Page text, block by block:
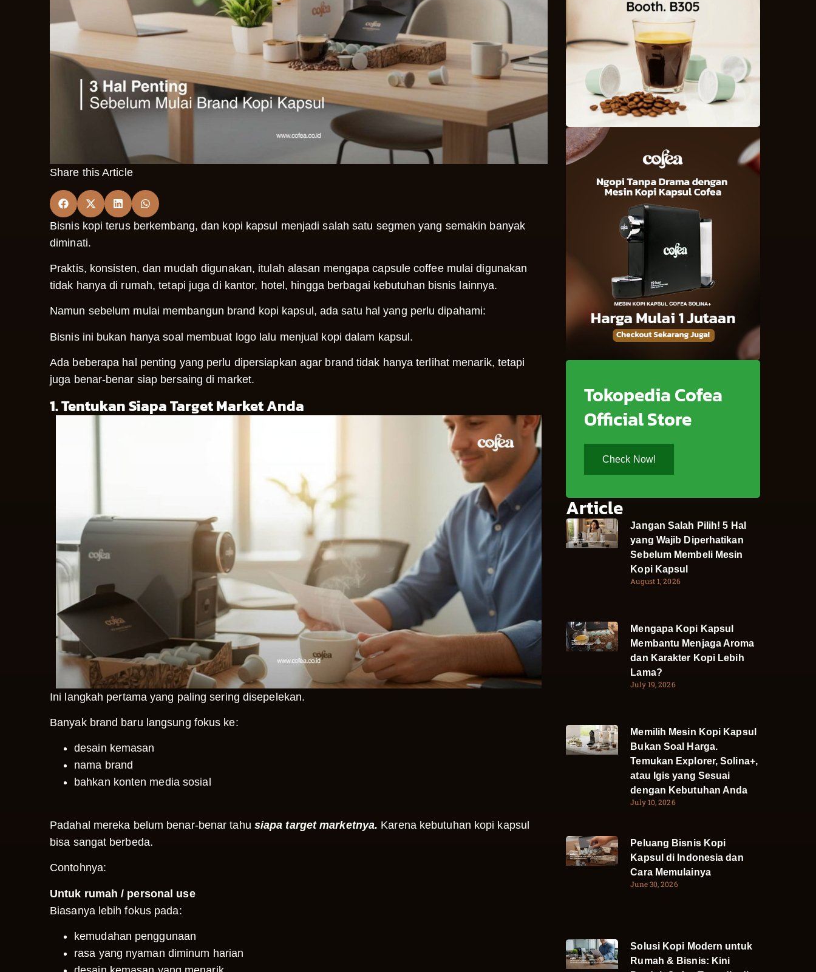
Share this Article
Bisnis kopi terus berkembang, dan kopi kapsul menjadi salah satu segmen yang semakin banyak
diminati.
Praktis, konsisten, dan mudah digunakan, itulah alasan mengapa capsule coffee mulai digunakan
tidak hanya di rumah, tetapi juga di kantor, hotel, hingga berbagai kebutuhan bisnis lainnya.
Namun sebelum mulai membangun brand kopi kapsul, ada satu hal yang perlu dipahami:
Bisnis ini bukan hanya soal membuat logo lalu menjual kopi dalam kapsul.
Ada beberapa hal penting yang perlu dipersiapkan agar brand tidak hanya terlihat menarik, tetapi
juga benar-benar siap bersaing di market.
1. Tentukan Siapa Target Market Anda
Ini langkah pertama yang paling sering disepelekan.
Banyak brand baru langsung fokus ke:
desain kemasan
nama brand
bahkan konten media sosial
Padahal mereka belum benar-benar tahu siapa target marketnya. Karena kebutuhan kopi kapsul
bisa sangat berbeda.
Contohnya:
Untuk rumah / personal use
Biasanya lebih fokus pada:
kemudahan penggunaan
rasa yang nyaman diminum harian
Tokopedia Cofea
Official Store
Check Now!
Article
Jangan Salah Pilih! 5 Hal
yang Wajib Diperhatikan
Sebelum Membeli Mesin
Kopi Kapsul
August 1, 2026
Mengapa Kopi Kapsul
Membantu Menjaga Aroma
dan Karakter Kopi Lebih
Lama?
July 19, 2026
Memilih Mesin Kopi Kapsul
Bukan Soal Harga.
Temukan Explorer, Solina+,
atau Igis yang Sesuai
dengan Kebutuhan Anda
July 10, 2026
Peluang Bisnis Kopi
Kapsul di Indonesia dan
Cara Memulainya
June 30, 2026
Solusi Kopi Modern untuk
Rumah & Bisnis: Kini